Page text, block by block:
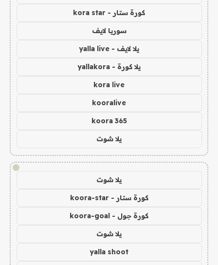
كورة ستار - kora star
سوريا لايف
يلا لايف - yalla live
يلا كورة - yallakora
kora live
kooralive
koora 365
يلا شوت
!
يلا شوت
كورة ستار - koora-star
كورة جول - koora-goal
يلا شوت
yalla shoot